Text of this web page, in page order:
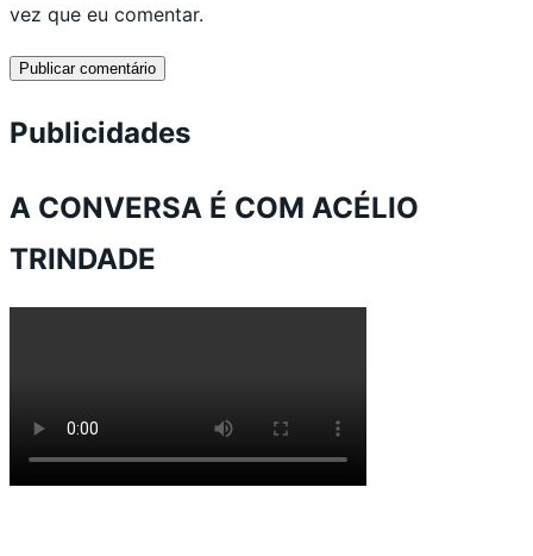
vez que eu comentar.
Publicidades
A CONVERSA É COM ACÉLIO
TRINDADE